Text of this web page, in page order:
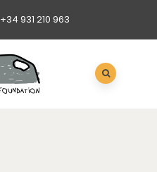
+34 931 210 963